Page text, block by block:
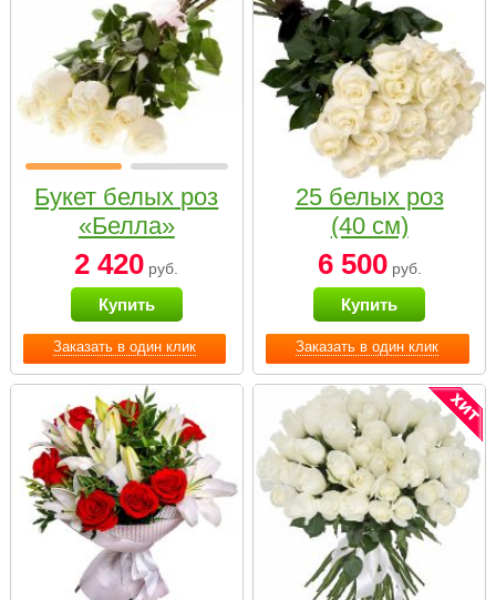
Заказать в один клик
Букет белых роз
«Белла»
2 420 руб.
Купить
Заказать в один клик
25 белых роз
(40 см)
6 500руб.
Купить